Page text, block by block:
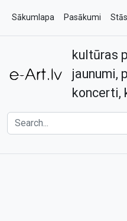
Sākumlapa Pasākumi
Kontakti
kultūras
jaunumi,
koncerti,